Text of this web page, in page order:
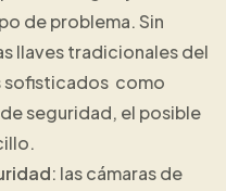
de problema. Sin
llaves tradicionales del
sofisticados como
seguridad, el posible
: las cámaras de